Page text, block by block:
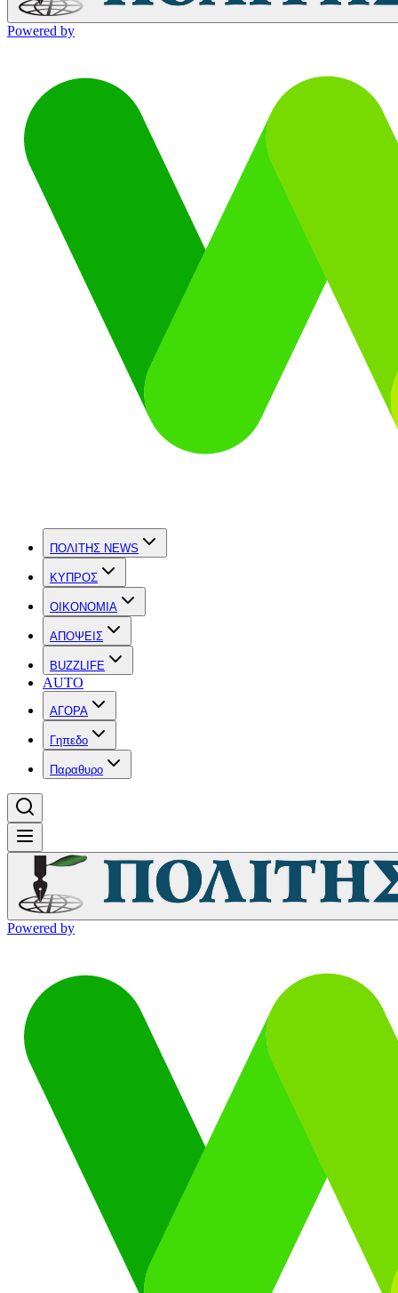
Powered by
ΠΟΛΙΤΗΣ NEWS
ΚΥΠΡΟΣ
OIKONOMIA
ΑΠΟΨΕΙΣ
BUZZLIFE
AUTO
ΑΓΟΡΑ
Γηπεδο
Παραθυρο
Powered by